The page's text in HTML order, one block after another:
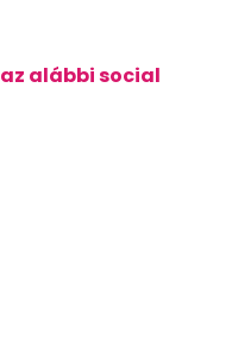
alábbi social